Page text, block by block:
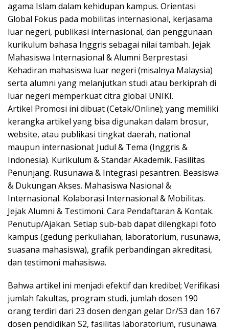
agama Islam dalam kehidupan kampus. Orientasi
Global Fokus pada mobilitas internasional, kerjasama
luar negeri, publikasi internasional, dan penggunaan
kurikulum bahasa Inggris sebagai nilai tambah. Jejak
Mahasiswa Internasional & Alumni Berprestasi
Kehadiran mahasiswa luar negeri (misalnya Malaysia)
serta alumni yang melanjutkan studi atau berkiprah di
luar negeri memperkuat citra global UNIKI.
Artikel Promosi ini dibuat (Cetak/Online); yang memiliki
kerangka artikel yang bisa digunakan dalam brosur,
website, atau publikasi tingkat daerah, national
maupun internasional: Judul & Tema (Inggris &
Indonesia). Kurikulum & Standar Akademik. Fasilitas
Penunjang. Rusunawa & Integrasi pesantren. Beasiswa
& Dukungan Akses. Mahasiswa Nasional &
Internasional. Kolaborasi Internasional & Mobilitas.
Jejak Alumni & Testimoni. Cara Pendaftaran & Kontak.
Penutup/Ajakan. Setiap sub-bab dapat dilengkapi foto
kampus (gedung perkuliahan, laboratorium, rusunawa,
suasana mahasiswa), grafik perbandingan akreditasi,
dan testimoni mahasiswa.
Bahwa artikel ini menjadi efektif dan kredibel; Verifikasi
jumlah fakultas, program studi, jumlah dosen 190
orang terdiri dari 23 dosen dengan gelar Dr/S3 dan 167
dosen pendidikan S2, fasilitas laboratorium, rusunawa.